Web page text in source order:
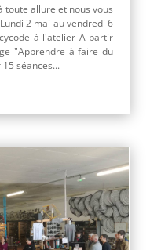
toute allure et nous vous
2 mai au vendredi 6
à l'atelier A partir
"Apprendre à faire du
séances...